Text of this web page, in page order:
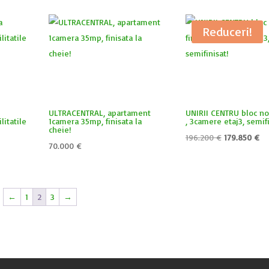
ULTRACENTRAL, apartament
1camera 35mp, finisata la
cheie!
70.000€
Reduceri!
UNIRII CENTRU bloc
, 3camere etaj3,
196.200€ Prețul
179.850€
←
1 2 3 →